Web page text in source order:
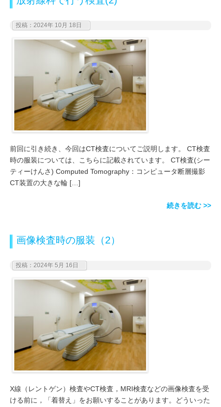
投稿：2024年 10月 18日
前回に引き続き、今回はCT検査についてご説明します。 CT検査
時の服装については、こちらに記載されています。 CT検査(シー
ティーけんさ) Computed Tomography：コンピュータ断層撮影
CT装置の大きな輪 […]
続きを読む >>
画像検査時の服装（2）
投稿：2024年 5月 16日
X線（レントゲン）検査やCT検査，MRI検査などの画像検査を受
ける前に，「着替え」をお願いすることがあります。どういった